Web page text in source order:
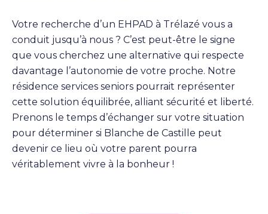
Votre recherche d’un EHPAD à Trélazé vous a
conduit jusqu’à nous ? C’est peut-être le signe
que vous cherchez une alternative qui respecte
davantage l’autonomie de votre proche. Notre
résidence services seniors pourrait représenter
cette solution équilibrée, alliant sécurité et liberté.
Prenons le temps d’échanger sur votre situation
pour déterminer si Blanche de Castille peut
devenir ce lieu où votre parent pourra
véritablement vivre à la bonheur !